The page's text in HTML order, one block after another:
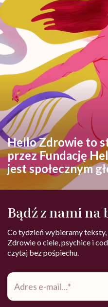
Hello Zdrowie to
przez Fundację
jest społecznym
Bądź z nami na
Co tydzień wybieramy
Zdrowie o ciele, psychice i
czytaj bez pośpiechu.
Adres
mail*